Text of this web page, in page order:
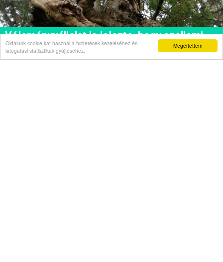
Megértettem
Oldalunk cookie-kat használ a hirdetések kezeléséhez és
látogatási statisztikák gyűjtéséhez.
Véleményvállalat is jelezte, hogy szellemi
beszűkülést tapasztal